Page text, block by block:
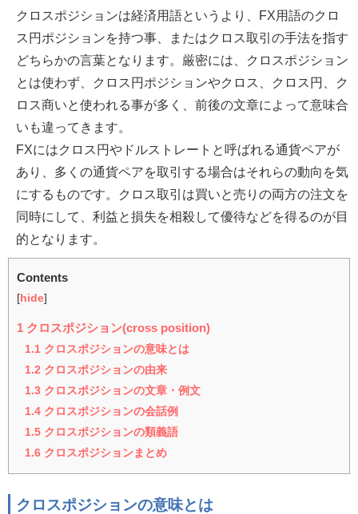
クロスポジションは経済用語というより、FX用語のクロ
ス円ポジションを持つ事、またはクロス取引の手法を指す
どちらかの言葉となります。厳密には、クロスポジション
とは使わず、クロス円ポジションやクロス、クロス円、ク
ロス商いと使われる事が多く、前後の文章によって意味合
いも違ってきます。
FXにはクロス円やドルストレートと呼ばれる通貨ペアが
あり、多くの通貨ペアを取引する場合はそれらの動向を気
にするものです。クロス取引は買いと売りの両方の注文を
同時にして、利益と損失を相殺して優待などを得るのが目
的となります。
Contents
[ hide]
1 クロスポジション(cross position)
1.1 クロスポジションの意味とは
1.2 クロスポジションの由来
1.3 クロスポジションの文章・例文
1.4 クロスポジションの会話例
1.5 クロスポジションの類義語
1.6 クロスポジションまとめ
クロスポジションの意味とは